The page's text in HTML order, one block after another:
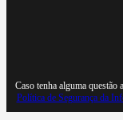
Caso tenha alguma questão
Política de Segurança da